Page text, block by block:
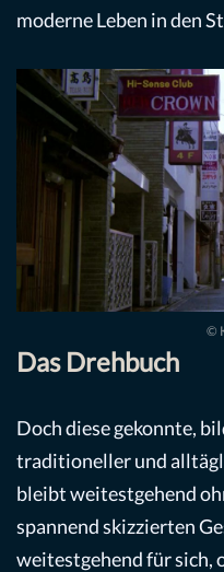
moderne Leben in den
©
Das Drehbuch
Doch diese gekonnte,
traditioneller und
bleibt weitestgehend
spannend skizzierten
weitestgehend für sich,